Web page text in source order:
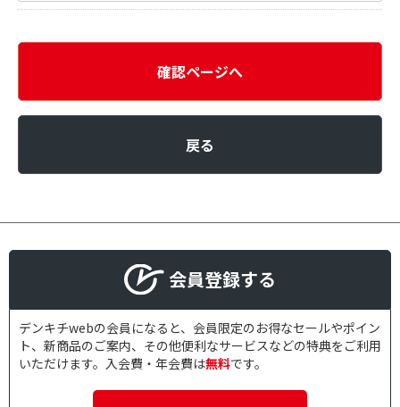
確認ページへ
戻る
会員登録する
デンキチwebの会員になると、会員限定のお得なセールやポイン
ト、新商品のご案内、その他便利なサービスなどの特典をご利用
いただけます。入会費・年会費は無料です。